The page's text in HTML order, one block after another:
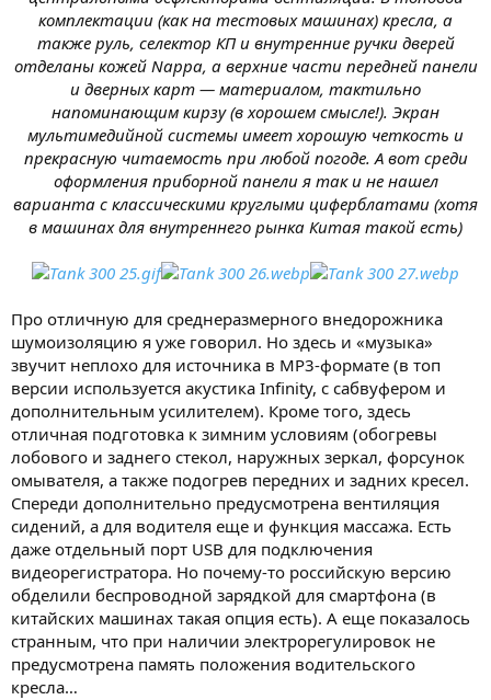
комплектации (как на тестовых машинах) кресла, а
также руль, селектор КП и внутренние ручки дверей
отделаны кожей Nappa, а верхние части передней панели
и дверных карт — материалом, тактильно
напоминающим кирзу (в хорошем смысле!). Экран
мультимедийной системы имеет хорошую четкость и
прекрасную читаемость при любой погоде. А вот среди
оформления приборной панели я так и не нашел
варианта с классическими круглыми циферблатами (хотя
в машинах для внутреннего рынка Китая такой есть)
Про отличную для среднеразмерного внедорожника
шумоизоляцию я уже говорил. Но здесь и «музыка»
звучит неплохо для источника в MP3-формате (в топ
версии используется акустика Infinity, с сабвуфером и
дополнительным усилителем). Кроме того, здесь
отличная подготовка к зимним условиям (обогревы
лобового и заднего стекол, наружных зеркал, форсунок
омывателя, а также подогрев передних и задних кресел.
Спереди дополнительно предусмотрена вентиляция
сидений, а для водителя еще и функция массажа. Есть
даже отдельный порт USB для подключения
видеорегистратора. Но почему-то российскую версию
обделили беспроводной зарядкой для смартфона (в
китайских машинах такая опция есть). А еще показалось
странным, что при наличии электрорегулировок не
предусмотрена память положения водительского
кресла…